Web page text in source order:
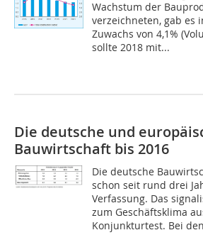
Wachstum der
verzeichneten, gab es
Zuwachs von 4,1%
sollte 2018 mit...
Die deutsche und
Bauwirtschaft bis 2016
Die deutsche
schon seit rund drei
Verfassung. Das
zum Geschäftsklima
Konjunkturtest. Bei